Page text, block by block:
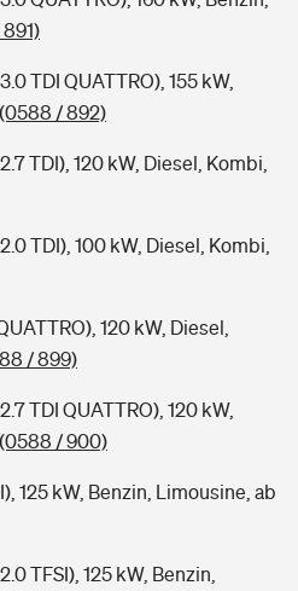
TDI QUATTRO), 155 kW,
(0588 / 892)
TDI), 120 kW, Diesel, Kombi,
TDI), 100 kW, Diesel, Kombi,
120 kW, Diesel,
/ 899)
TDI QUATTRO), 120 kW,
(0588 / 900)
125 kW, Benzin, Limousine, ab
TFSI), 125 kW, Benzin,